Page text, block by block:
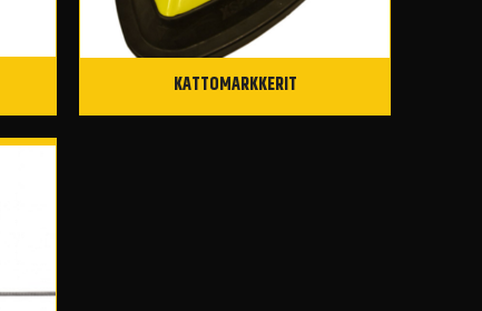
KATTOMARKKERIT